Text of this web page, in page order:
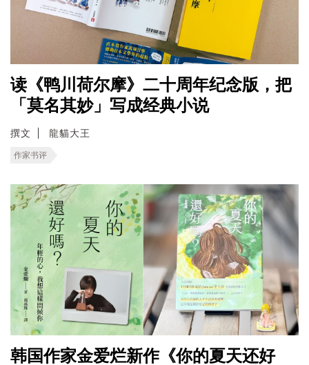
读《鸭川荷尔摩》二十周年纪念版，把
「莫名其妙」写成经典小说
撰文 龍貓大王
作家书评
韩国作家金爱烂新作《你的夏天还好